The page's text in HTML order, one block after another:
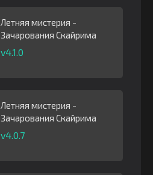
Летняя мистерия -
Зачарования Скайрима
v4.1.0
Летняя мистерия -
Зачарования Скайрима
v4.0.7